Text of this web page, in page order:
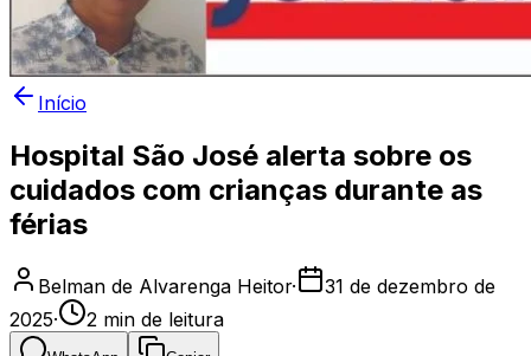
Início
Hospital São José alerta sobre os
cuidados com crianças durante as
férias
Belman de Alvarenga Heitor·
31 de dezembro de
2025· 2 min de leitura